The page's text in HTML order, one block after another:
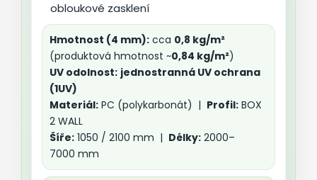
obloukové zasklení
Hmotnost (4 mm): cca 0,8 kg/m²
(produktová hmotnost ~0,84 kg/m²)
UV odolnost: jednostranná UV ochrana
(1UV)
Materiál: PC (polykarbonát) | Profil: BOX
2 WALL
Šíře: 1050 / 2100 mm | Délky: 2000–
7000 mm